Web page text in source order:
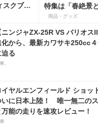
スクブレ
ル採
特集は「春絶景
録は「ロイヤル
ド 完全ファイル
用品・グッズ
ニンジャZX-25R VS バリオス
化から、最新カワサキ250cc
迫る
,
イヤルエンフィールド ショッ
いに日本上陸！ 唯一無二の
万能の走りを速攻レビュー！